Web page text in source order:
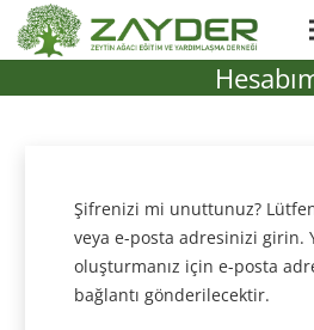
Şifrenizi mi unuttunuz? Lütfen
veya e-posta adresinizi girin.
oluşturmanız için e-posta
bağlantı gönderilecektir.